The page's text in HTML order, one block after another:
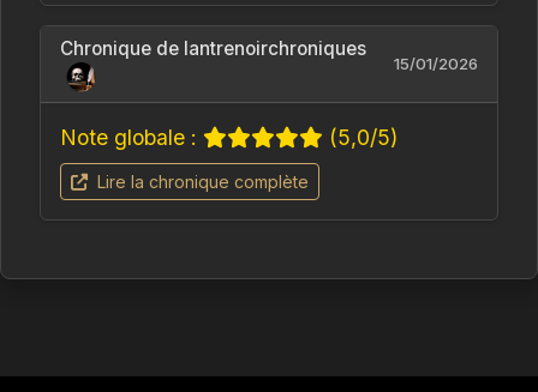
Chronique de lantrenoirchroniques
15/01/2026
Note globale : (5,0/5)
Lire la chronique complète